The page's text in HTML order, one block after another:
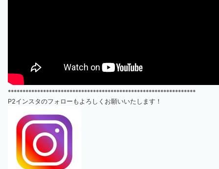
****************************************************************
P2インスタのフォローもよろしくお願いいたします！